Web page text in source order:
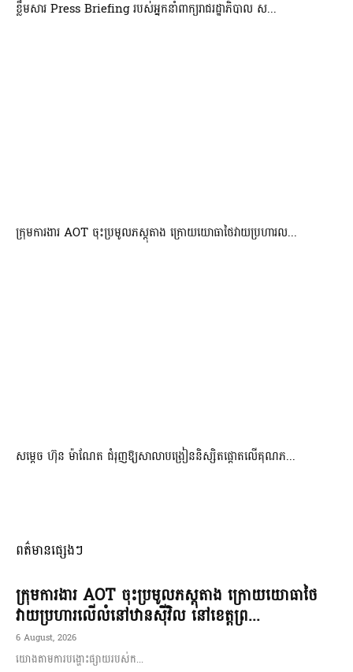
ខ្លឹមសារ Press Briefing របស់អ្នកនាំពាក្យរាជរដ្ឋាភិបាល ស...
ក្រុមការងារ AOT ចុះប្រមូលភស្តុតាង ក្រោយយោធាថៃវាយប្រហារល...
សម្តេច ហ៊ុន ម៉ាណែត ជំរុញឱ្យសាលាបង្រៀននិស្សិតផ្តោតលើគុណភ...
ពត៌មានផ្សេងៗ
ក្រុមការងារ AOT ចុះប្រមូលភស្តុតាង ក្រោយយោធាថៃ
វាយប្រហារលើលំនៅឋានស៊ីវិល នៅខេត្តព្រ...
6 August, 2026
យោងតាមការបង្ហោះផ្សាយរបស់ក...